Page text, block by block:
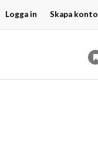
Logga in Skapa konto